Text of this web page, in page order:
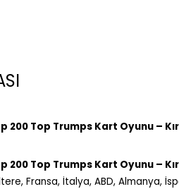
200 Top Trumps Kart Oyunu –
200 Top Trumps Kart Oyunu –
Fransa, İtalya, ABD, Almanya,